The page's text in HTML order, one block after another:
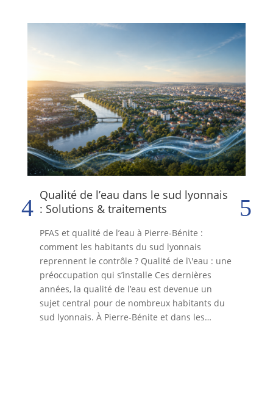
Qualité de l’eau dans le sud lyonnais
: Solutions & traitements
PFAS et qualité de l’eau à Pierre-Bénite :
comment les habitants du sud lyonnais
reprennent le contrôle ? Qualité de l\'eau : une
préoccupation qui s’installe Ces dernières
années, la qualité de l’eau est devenue un
sujet central pour de nombreux habitants du
sud lyonnais. À Pierre-Bénite et dans les…